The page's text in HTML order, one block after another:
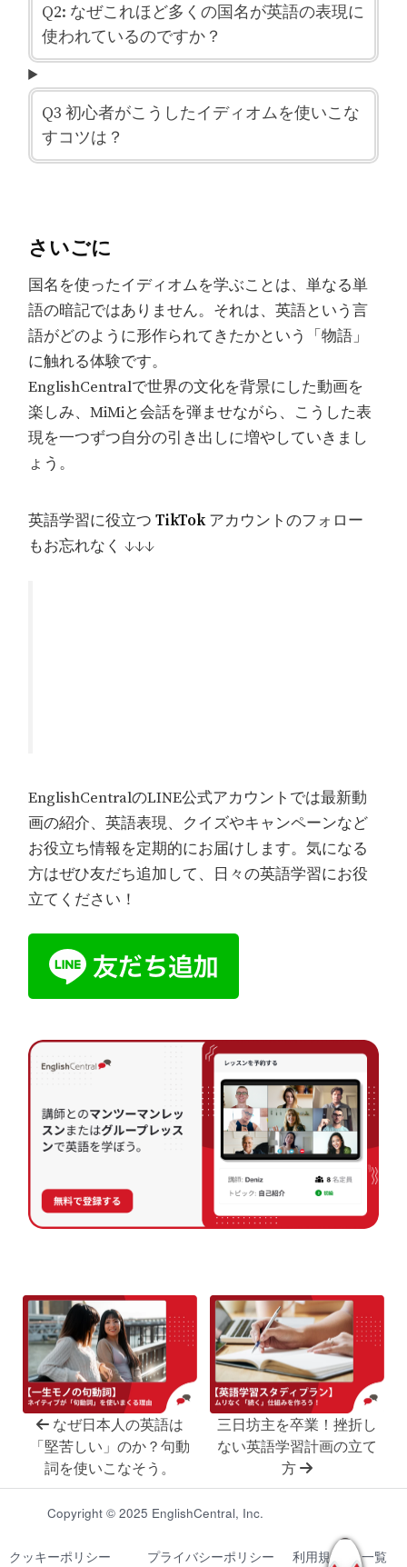
Q2: なぜこれほど多くの国名が英語の表現に
使われているのですか？
Q3 初心者がこうしたイディオムを使いこな
すコツは？
さいごに
国名を使ったイディオムを学ぶことは、単なる単
語の暗記ではありません。それは、英語という言
語がどのように形作られてきたかという「物語」
に触れる体験です。
EnglishCentralで世界の文化を背景にした動画を
楽しみ、MiMiと会話を弾ませながら、こうした表
現を一つずつ自分の引き出しに増やしていきまし
ょう。
英語学習に役立つTikTokアカウントのフォロー
もお忘れなく ↓↓↓
EnglishCentralのLINE公式アカウントでは最新動
画の紹介、英語表現、クイズやキャンペーンなど
お役立ち情報を定期的にお届けします。気になる
方はぜひ友だち追加して、日々の英語学習にお役
立てください！
なぜ日本人の英語は
「堅苦しい」のか？句動
詞を使いこなそう。
三日坊主を卒業！挫折し
ない英語学習計画の立て
方
Copyright © 2025 EnglishCentral, Inc.
クッキーポリシー プライバシーポリシー 利用規約 一覧